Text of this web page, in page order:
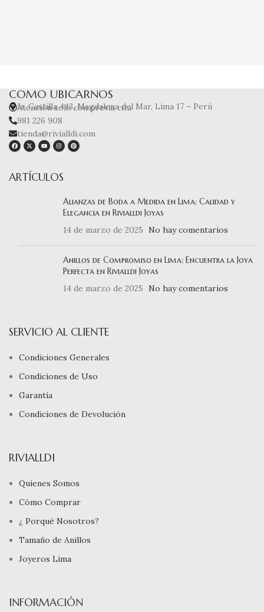
COMO UBICARNOS
Jr. Castilla 443, Magdalena del Mar, Lima 17 – Perú
Atención solo con previa cita
981 226 908
tienda@rivialldi.com
ARTÍCULOS
Alianzas de Boda a Medida en Lima: Calidad y
Elegancia en Rivialldi Joyas
14 de marzo de 2025
No hay comentarios
Anillos de Compromiso en Lima: Encuentra la Joya
Perfecta en Rivialldi Joyas
14 de marzo de 2025
No hay comentarios
SERVICIO AL CLIENTE
Condiciones Generales
Condiciones de Uso
Garantía
Condiciones de Devolución
RIVIALLDI
Quienes Somos
Cómo Comprar
¿ Porqué Nosotros?
Tamaño de Anillos
Joyeros Lima
INFORMACIÓN